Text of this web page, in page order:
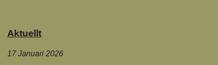
Aktuellt
17 Januari 2026